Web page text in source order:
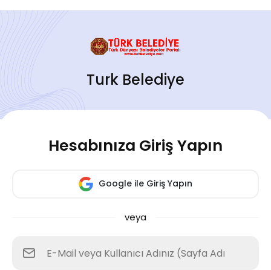
Turk Belediye
Hesabınıza Giriş Yapın
Google ile Giriş Yapın
veya